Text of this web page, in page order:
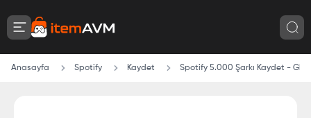
Anasayfa Spotify Kaydet Spotify 5.000 Şarkı Kaydet -